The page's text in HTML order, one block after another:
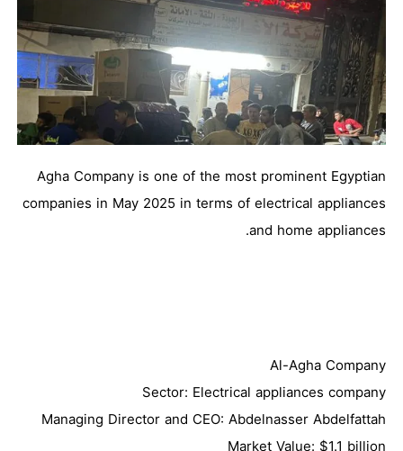
Agha Company is one of the most prominent Egyptian
companies in May 2025 in terms of electrical appliances
and home appliances.
Al-Agha Company
Sector: Electrical appliances company
Managing Director and CEO: Abdelnasser Abdelfattah